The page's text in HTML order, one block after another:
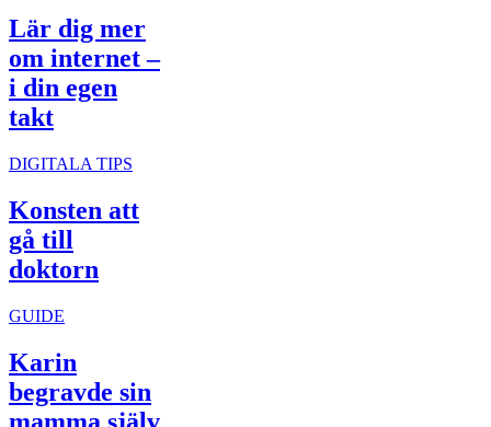
Lär dig mer
om internet –
i din egen
takt
DIGITALA TIPS
Konsten att
gå till
doktorn
GUIDE
Karin
begravde sin
mamma själv